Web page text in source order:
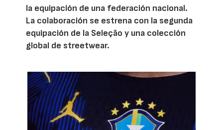
la equipación de una federación nacional.
La colaboración se estrena con la segunda
equipación de la Seleção y una colección
global de streetwear.